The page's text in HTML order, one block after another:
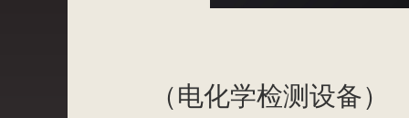
（电化学检测设备）